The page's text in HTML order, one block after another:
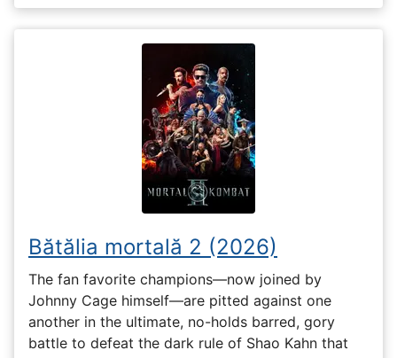
Bătălia mortală 2 (2026)
The fan favorite champions—now joined by
Johnny Cage himself—are pitted against one
another in the ultimate, no-holds barred, gory
battle to defeat the dark rule of Shao Kahn that